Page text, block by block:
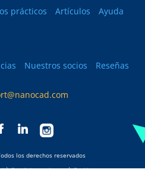
prácticos Artículos Ayuda
Nuestros socios Reseñas
los derechos reservados
|Condiciones de uso|Cookies